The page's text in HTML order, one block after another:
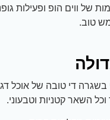
של ווים הופ ופעילות
טוב.
בשגרה די טובה של אוכל
השאר קטניות וטבעוני.